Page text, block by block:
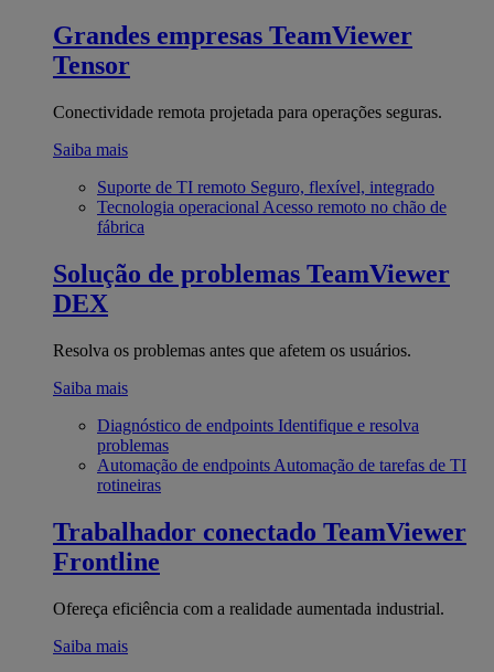
Grandes empresas TeamViewer
Tensor
Conectividade remota projetada para operações seguras.
Saiba mais
Suporte de TI remoto Seguro, flexível, integrado
Tecnologia operacional Acesso remoto no chão de
fábrica
Solução de problemas TeamViewer
DEX
Resolva os problemas antes que afetem os usuários.
Saiba mais
Diagnóstico de endpoints Identifique e resolva
problemas
Automação de endpoints Automação de tarefas de TI
rotineiras
Trabalhador conectado TeamViewer
Frontline
Ofereça eficiência com a realidade aumentada industrial.
Saiba mais